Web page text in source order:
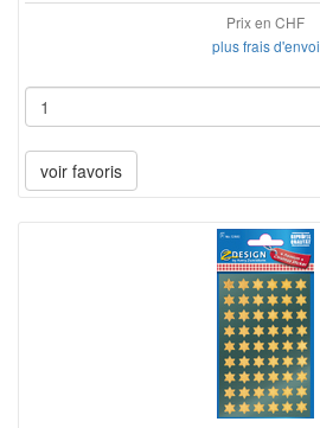
Prix en CHF
plus frais d'envoi
voir favoris